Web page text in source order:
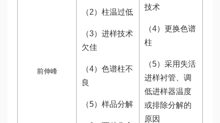
前伸峰
（2）柱温过低
（3）进样技术
欠佳
（4）色谱柱不
良
（5）样品分解
技术
（4）更换色谱
柱
（5）采用失活
进样衬管、调
低进样器温度
或排除分解的
原因